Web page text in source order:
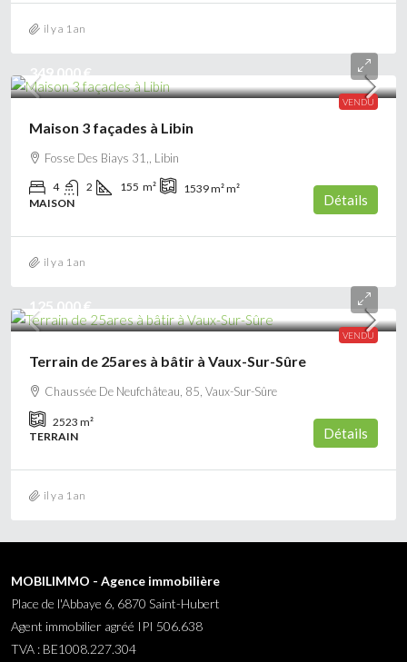
il y a 1 an
VENDU
349 000 €
Maison 3 façades à Libin
Fosse Des Biays 31,, Libin
4 2 155 m² 1539 m²m²
MAISON
Détails
il y a 1 an
VENDU
125 000 €
Terrain de 25ares à bâtir à Vaux-Sur-Sûre
Chaussée De Neufchâteau, 85, Vaux-Sur-Sûre
2523 m²
TERRAIN
Détails
il y a 1 an
MOBILIMMO - Agence immobilière
Place de l'Abbaye 6, 6870 Saint-Hubert
Agent immobilier agréé IPI 506.638
TVA : BE1008.227.304